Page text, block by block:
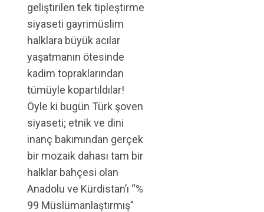
geliştirilen tek tipleştirme
siyaseti gayrimüslim
halklara büyük acılar
yaşatmanın ötesinde
kadim topraklarından
tümüyle kopartıldılar!
Öyle ki bugün Türk şoven
siyaseti; etnik ve dini
inanç bakımından gerçek
bir mozaik dahası tam bir
halklar bahçesi olan
Anadolu ve Kürdistan’ı “%
99 Müslümanlaştırmış”